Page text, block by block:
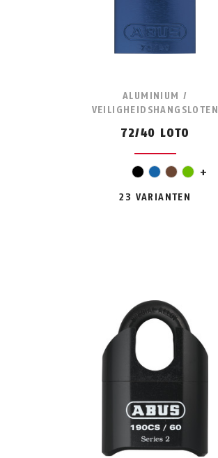
ALUMINIUM /
VEILIGHEIDSHANGSLOTEN
72/40 LOTO
zwartblauwbruingroen
oranje+
23 VARIANTEN